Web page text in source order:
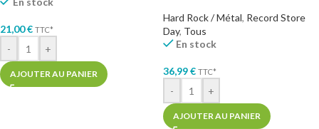
21,00€ TTC*
- +
AJOUTER AU PANIER
Hard Rock / Métal, Record Store
Day, Tous
En stock
36,99€ TTC*
- +
AJOUTER AU PANIER